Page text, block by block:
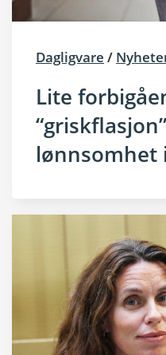
Dagligvare /
Lite
lønnsomhet